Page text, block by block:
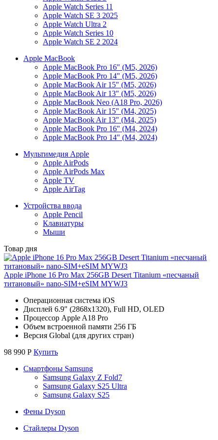
Apple Watch Series 11
Apple Watch SE 3 2025
Apple Watch Ultra 2
Apple Watch Series 10
Apple Watch SE 2 2024
Apple MacBook
Apple MacBook Pro 16" (M5, 2026)
Apple MacBook Pro 14" (M5, 2026)
Apple MacBook Air 15" (M5, 2026)
Apple MacBook Air 13" (M5, 2026)
Apple MacBook Neo (A18 Pro, 2026)
Apple MacBook Air 15" (M4, 2025)
Apple MacBook Air 13" (M4, 2025)
Apple MacBook Pro 16" (M4, 2024)
Apple MacBook Pro 14" (M4, 2024)
Мультимедия Apple
Apple AirPods
Apple AirPods Max
Apple TV
Apple AirTag
Устройства ввода
Apple Pencil
Клавиатуры
Мыши
Товар дня
Apple iPhone 16 Pro Max 256GB Desert Titanium «песчаный
титановый» nano-SIM+eSIM MYWJ3
Операционная система iOS
Дисплей 6.9" (2868x1320), Full HD, OLED
Процессор Apple A18 Pro
Объем встроенной памяти 256 ГБ
Версия Global (для других стран)
98 990 Р Купить
Смартфоны Samsung
Samsung Galaxy Z Fold7
Samsung Galaxy S25 Ultra
Samsung Galaxy S25
Фены Dyson
Стайлеры Dyson